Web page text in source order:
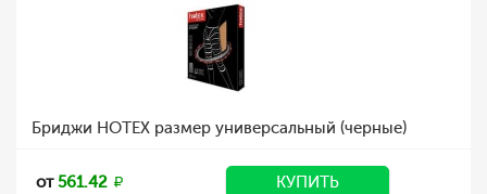
Бриджи HOTEX размер универсальный (черные)
от561.42 КУПИТЬ